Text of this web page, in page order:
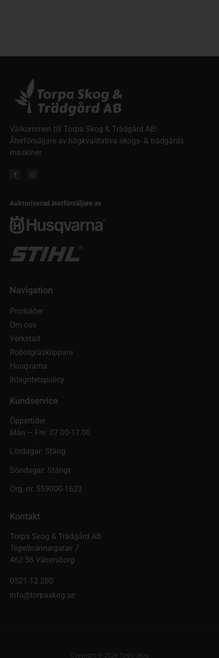
Välkommen till Torpa Skog & Trädgård AB!
Återförsäljare av högkvalitativa skogs- & trädgårds
maskiner
Auktoriserad återförsäljare av
Navigation
Produkter
Om oss
Verkstad
Robotgräsklippare
Husqvarna
Integritetspolicy
Kundservice
Öppettider
Mån – Fre: 07.00-17.00
Lördagar: Stäng
Söndagar: Stängt
Org. nr. 559000-1623
Kontakt
Torpa Skog & Trädgård AB
Tegelbrännargatan 7
462 56 Vänersborg
0521-12 200
info@torpaskog.se
Copyright © 2026 Torpa Skog